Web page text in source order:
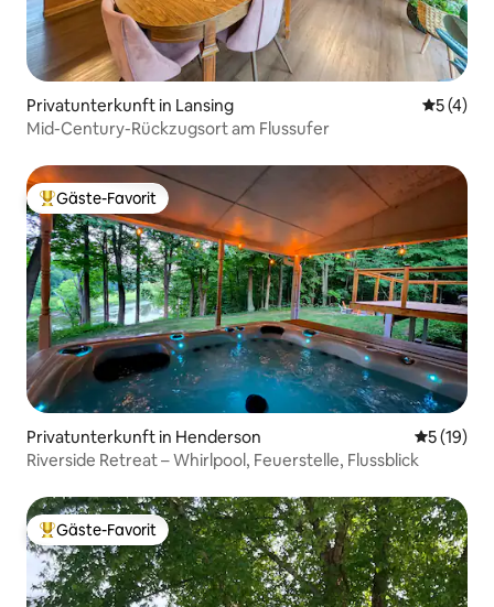
Privatunterkunft in Lansing
5 (4)
Mid-Century-Rückzugsort am Flussufer
Beliebter Gäste-Favorit.
Gäste-Favorit
Privatunterkunft in Henderson
5 (19)
Riverside Retreat – Whirlpool, Feuerstelle, Flussblick
Beliebter Gäste-Favorit.
Gäste-Favorit